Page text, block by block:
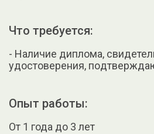
Что требуется:
- Hаличие диплома,
удocтоверения,
Опыт работы:
От 1 года до 3 лет